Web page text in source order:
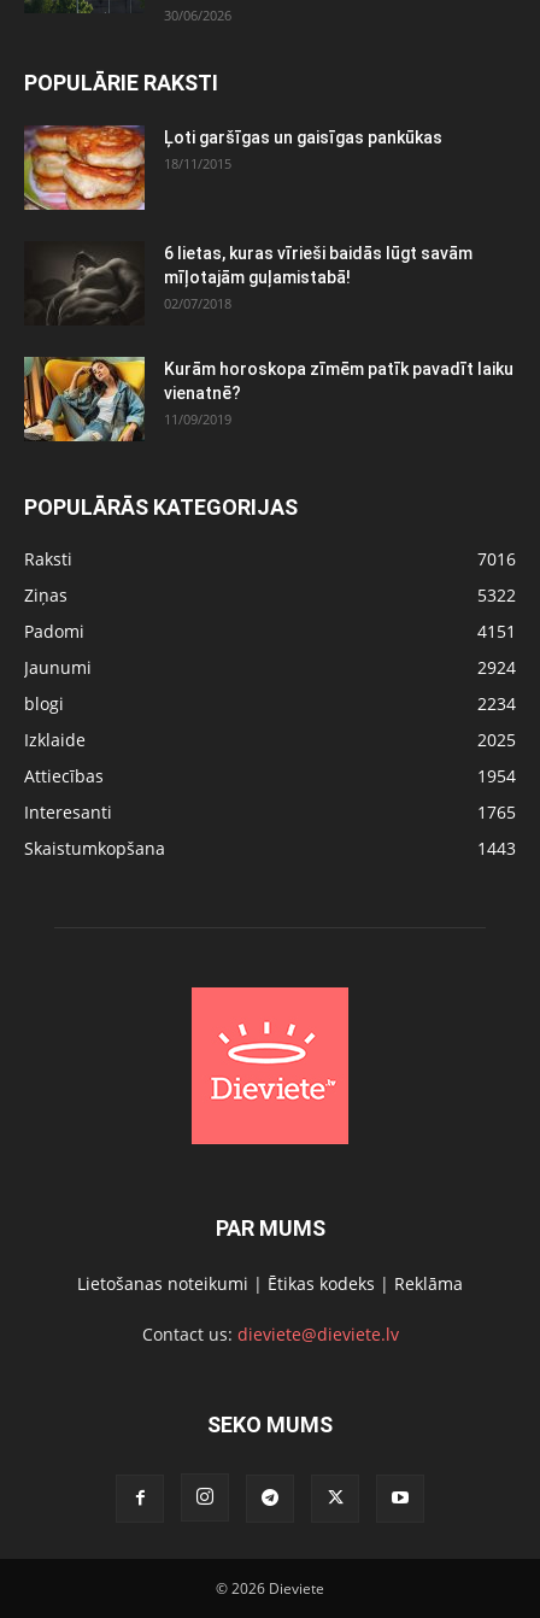
30/06/2026
POPULĀRIE RAKSTI
Ļoti garšīgas un gaisīgas pankūkas
18/11/2015
6 lietas, kuras vīrieši baidās lūgt savām
mīļotajām guļamistabā!
02/07/2018
Kurām horoskopa zīmēm patīk pavadīt laiku
vienatnē?
11/09/2019
POPULĀRĀS KATEGORIJAS
Raksti
7016
Ziņas
5322
Padomi
4151
Jaunumi
2924
blogi
2234
Izklaide
2025
Attiecības
1954
Interesanti
1765
Skaistumkopšana
1443
PAR MUMS
Lietošanas noteikumi | Ētikas kodeks | Reklāma
Contact us: dieviete@dieviete.lv
SEKO MUMS
© 2026 Dieviete